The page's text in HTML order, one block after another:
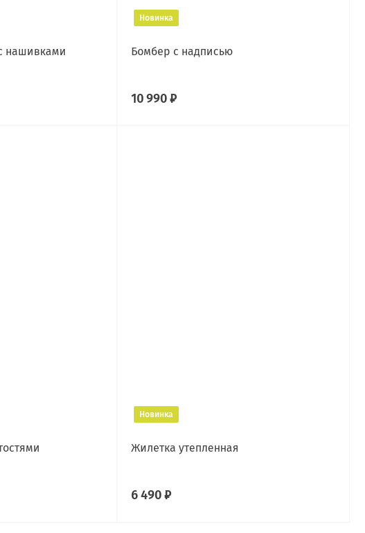
нашивками
Новинка
Бомбер с надписью
10 990 ₽
Новинка
Жилетка утепленная
6 490 ₽